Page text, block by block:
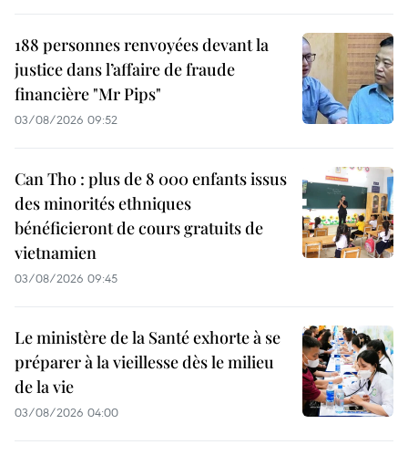
188 personnes renvoyées devant la
justice dans l’affaire de fraude
financière "Mr Pips"
03/08/2026 09:52
Can Tho : plus de 8 000 enfants issus
des minorités ethniques
bénéficieront de cours gratuits de
vietnamien
03/08/2026 09:45
Le ministère de la Santé exhorte à se
préparer à la vieillesse dès le milieu
de la vie
03/08/2026 04:00